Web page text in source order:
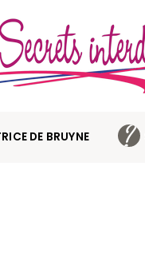
DE BRUYNE